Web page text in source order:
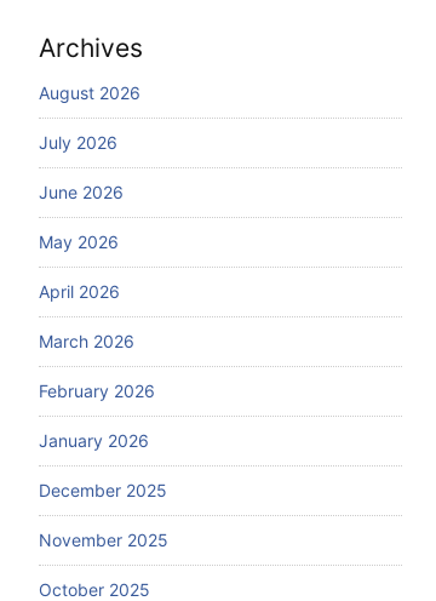
Archives
August 2026
July 2026
June 2026
May 2026
April 2026
March 2026
February 2026
January 2026
December 2025
November 2025
October 2025